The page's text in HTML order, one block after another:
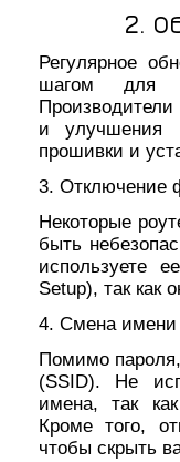
2.
Регулярное
шагом для
и улучшения
прошивки и
3. Отключение
Некоторые
быть
используете
Setup), так как
4. Смена имени
Помимо
(SSID). Не
имена, так
Кроме того,
чтобы скрыть